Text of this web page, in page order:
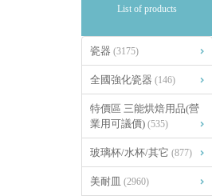
List of products
瓷器 (3175)
全國強化瓷器 (146)
特價區 三能烘焙用品(營
業用可議價) (535)
玻璃杯/水杯/其它 (877)
美耐皿 (2960)